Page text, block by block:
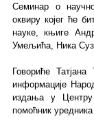
Семинар о
оквиру којег ће
науке, књиге
Умељића, Ника
Говориће
информације
издања у Центру
помоћник